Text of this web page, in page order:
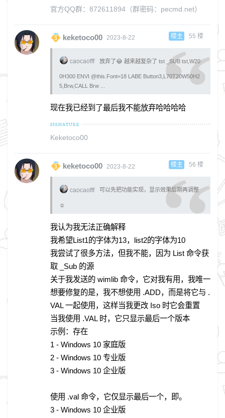
官方QQ群：872611894（群密码：pecmd.net）
keketoco00 2023-8-22 楼主 55 楼
caocaofff 放弃了😂 越来越复杂了 tst _SUB tst,W20
0H300 ENVI @this.Font=18 LABE Button3,L70T20W50H2
5,Brw,CALL Brw ...
现在我已经到了最后我不能放弃哈哈哈哈
Keketoco00
keketoco00 2023-8-22 楼主 56 楼
caocaofff 可以先把功能实现，显示效果后期再调整
☺️
我认为我无法正确解释
我希望List1的字体为13，list2的字体为10
我尝试了很多方法，但我不能，因为 List 命令获
取 _Sub 的源
关于我发送的 wimlib 命令，它对我有用，我唯一
想要修复的是，我不想使用 .ADD，而是将它与 .
VAL 一起使用，这样当我更改 Iso 时它会重置
当我使用 .VAL 时，它只显示最后一个版本
示例：存在
1 - Windows 10 家庭版
2 - Windows 10 专业版
3 - Windows 10 企业版
使用 .val 命令，它仅显示最后一个，即。
3 - Windows 10 企业版